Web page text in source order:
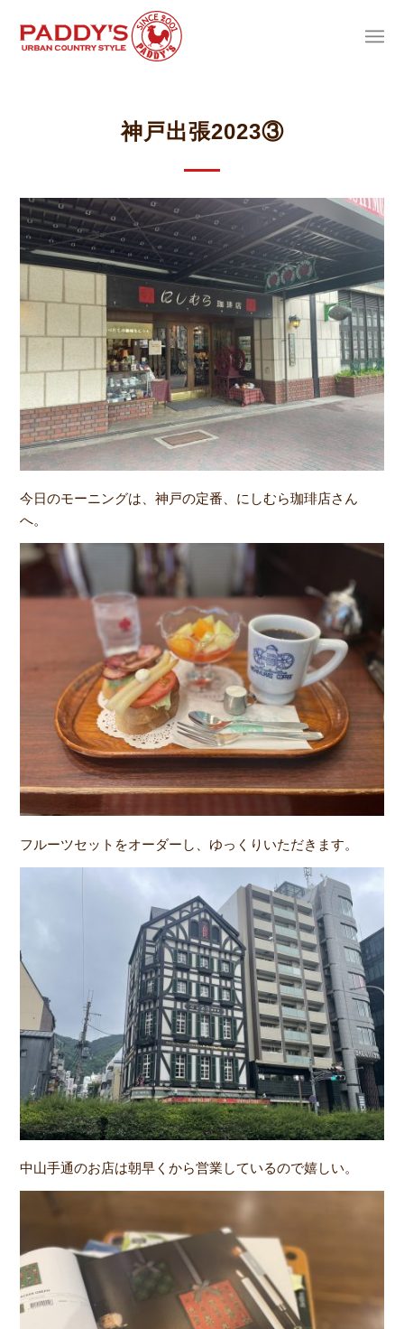
神戸出張2023③
今日のモーニングは、神戸の定番、にしむら珈琲店さん
へ。
フルーツセットをオーダーし、ゆっくりいただきます。
中山手通のお店は朝早くから営業しているので嬉しい。